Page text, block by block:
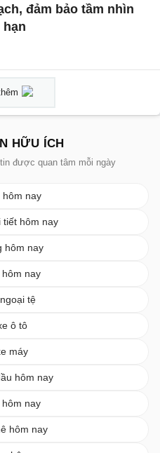
đảm bảo tầm nhìn
hạn
HỮU ÍCH
được quan tâm mỗi ngày
hôm nay
tiết hôm nay
hôm nay
nay
tệ
ô tô
máy
hôm nay
nay
hôm nay